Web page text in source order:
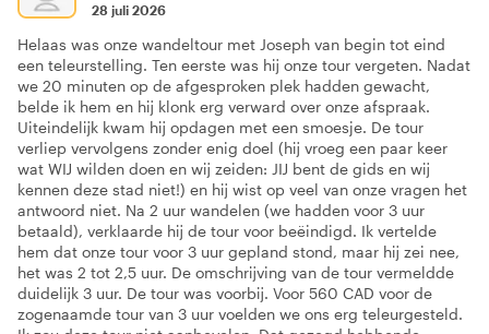
28 juli 2026
Helaas was onze wandeltour met Joseph van begin tot eind
een teleurstelling. Ten eerste was hij onze tour vergeten. Nadat
we 20 minuten op de afgesproken plek hadden gewacht,
belde ik hem en hij klonk erg verward over onze afspraak.
Uiteindelijk kwam hij opdagen met een smoesje. De tour
verliep vervolgens zonder enig doel (hij vroeg een paar keer
wat WIJ wilden doen en wij zeiden: JIJ bent de gids en wij
kennen deze stad niet!) en hij wist op veel van onze vragen het
antwoord niet. Na 2 uur wandelen (we hadden voor 3 uur
betaald), verklaarde hij de tour voor beëindigd. Ik vertelde
hem dat onze tour voor 3 uur gepland stond, maar hij zei nee,
het was 2 tot 2,5 uur. De omschrijving van de tour vermeldde
duidelijk 3 uur. De tour was voorbij. Voor 560 CAD voor de
zogenaamde tour van 3 uur voelden we ons erg teleurgesteld.